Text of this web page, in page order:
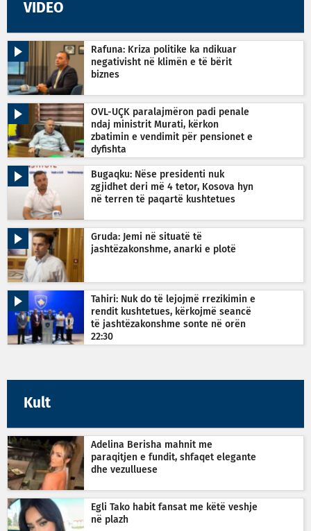
VIDEO
Rafuna: Kriza politike ka ndikuar
negativisht në klimën e të bërit
biznes
OVL-UÇK paralajmëron padi penale
ndaj ministrit Murati, kërkon
zbatimin e vendimit për pensionet e
dyfishta
Bugaqku: Nëse presidenti nuk
zgjidhet deri më 4 tetor, Kosova hyn
në terren të paqartë kushtetues
Gruda: Jemi në situatë të
jashtëzakonshme, anarki e plotë
Tahiri: Nuk do të lejojmë rrezikimin e
rendit kushtetues, kërkojmë seancë
të jashtëzakonshme sonte në orën
22:30
Kult
Adelina Berisha mahnit me
paraqitjen e fundit, shfaqet elegante
dhe vezulluese
Egli Tako habit fansat me këtë veshje
në plazh